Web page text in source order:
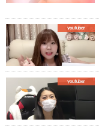
youtuber
youtuber